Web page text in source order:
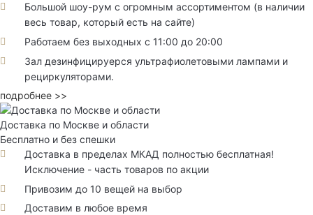
Большой шоу-рум с огромным ассортиментом (в наличии
весь товар, который есть на сайте)
Работаем без выходных с 11:00 до 20:00
Зал дезинфицируерся ультрафиолетовыми лампами и
рециркуляторами.
подробнее >>
Доставка по Москве и области
Бесплатно и без спешки
Доставка в пределах МКАД полностью бесплатная!
Исключение - часть товаров по акции
Привозим до 10 вещей на выбор
Доставим в любое время